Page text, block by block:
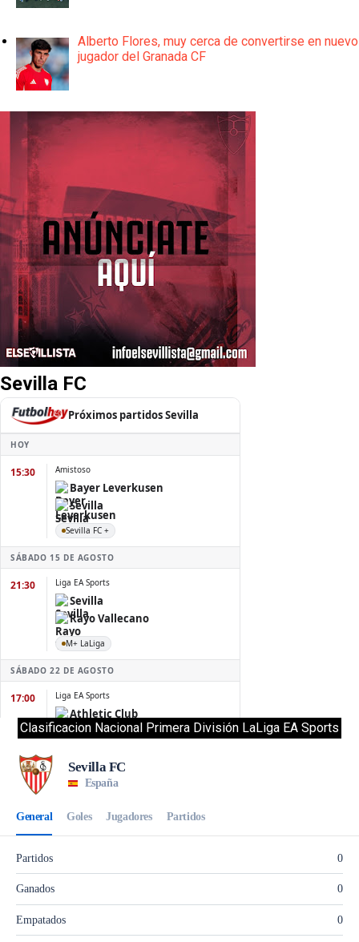
Alberto Flores, muy cerca de convertirse en nuevo
jugador del Granada CF
Sevilla FC
Clasificacion Nacional Primera División LaLiga EA Sports